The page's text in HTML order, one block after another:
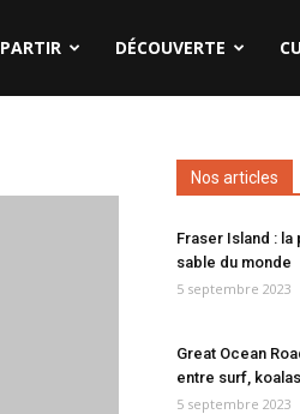
PARTIR DÉCOUVERTE
Nos articles
Fraser Island :
sable du monde
5 septembre 2023
Great Ocean
entre surf,
5 septembre 2023